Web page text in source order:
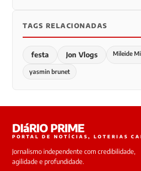
TAGS RELACIONADAS
festa Jon Vlogs Mileide
yasmin brunet
DIáRIO PRIME
PORTAL DE NOTÍCIAS, LOTERIAS
Jornalismo independente com credibilidade,
agilidade e profundidade.